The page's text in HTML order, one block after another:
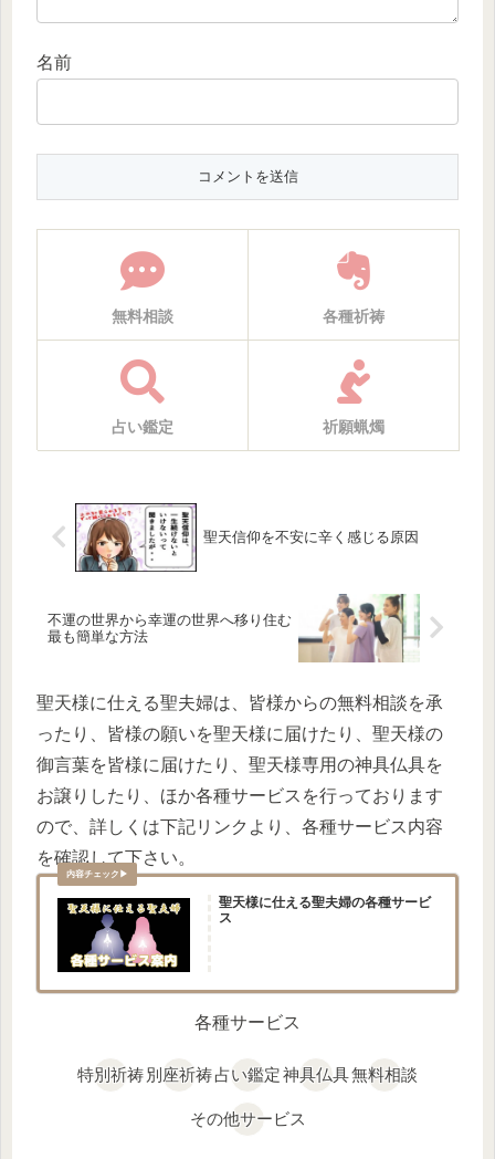
名前
無料相談 各種祈祷
占い鑑定 祈願蝋燭
聖天信仰を不安に辛く感じる原因
不運の世界から幸運の世界へ移り住む
最も簡単な方法
聖天様に仕える聖夫婦は、皆様からの無料相談を承
ったり、皆様の願いを聖天様に届けたり、聖天様の
御言葉を皆様に届けたり、聖天様専用の神具仏具を
お譲りしたり、ほか各種サービスを行っております
ので、詳しくは下記リンクより、各種サービス内容
を確認して下さい。
聖天様に仕える聖夫婦の各種サービ
ス
各種サービス
特別祈祷別座祈祷占い鑑定神具仏具無料相談
その他サービス